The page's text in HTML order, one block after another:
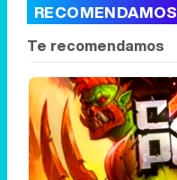
RECOMENDAMOS